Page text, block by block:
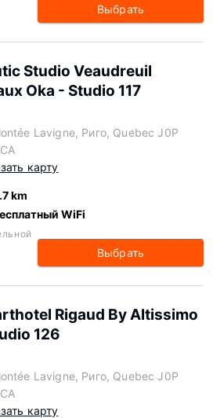
Выбрать
Studio Veaudreuil
Oka - Studio 117
Lavigne, Риго, Quebec J0P
карту
km
WiFi
Выбрать
Rigaud By Altissimo
126
Lavigne, Риго, Quebec J0P
карту